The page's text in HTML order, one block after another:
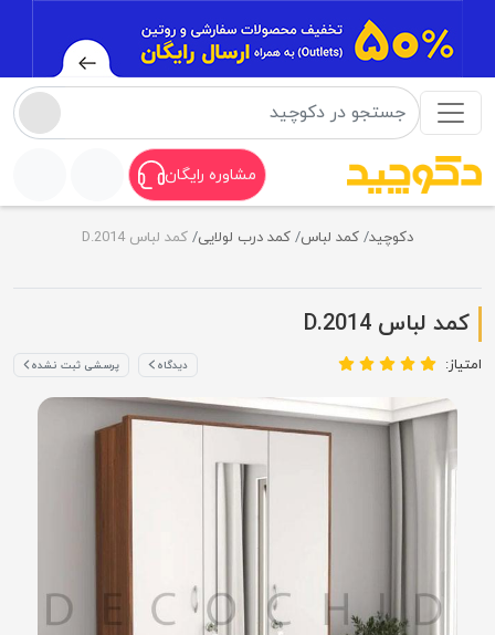
مشاوره رایگان
دکوچید کمد لباس کمد درب لولایی کمد لباس D.2014
کمد لباس D.2014
امتیاز: دیدگاه پرسشی ثبت نشده